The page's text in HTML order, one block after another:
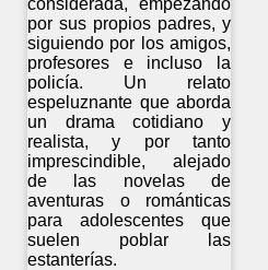
por sus propios padres, y
siguiendo por los amigos,
profesores e incluso la
policía. Un relato
espeluznante que aborda
un drama cotidiano y
realista, y por tanto
imprescindible, alejado
de las novelas de
aventuras o románticas
para adolescentes que
suelen poblar las
estanterías.